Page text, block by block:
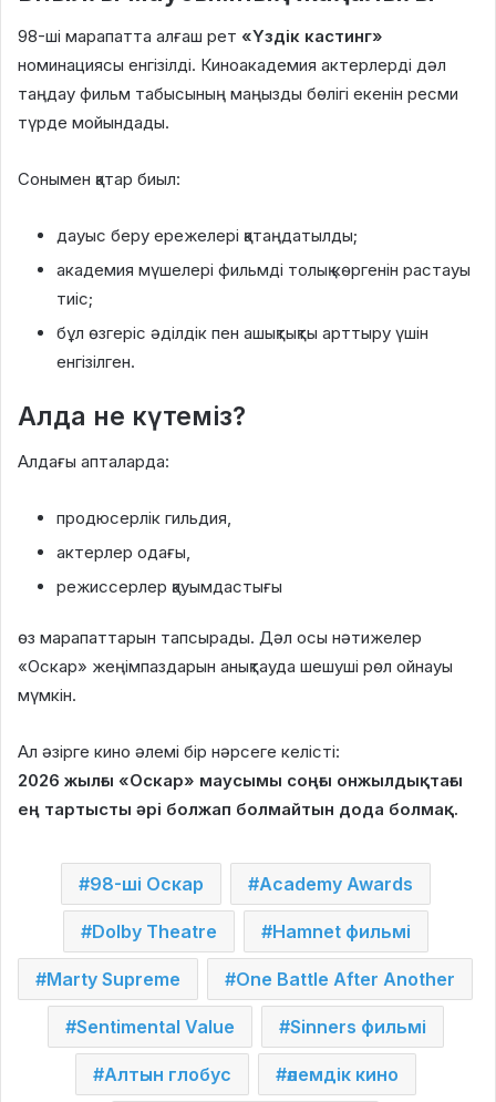
98-ші марапатта алғаш рет «Үздік кастинг»
номинациясы енгізілді. Киноакадемия актерлерді дәл
таңдау фильм табысының маңызды бөлігі екенін ресми
түрде мойындады.
Сонымен қатар биыл:
дауыс беру ережелері қатаңдатылды;
академия мүшелері фильмді толық көргенін растауы
тиіс;
бұл өзгеріс әділдік пен ашықтықты арттыру үшін
енгізілген.
Алда не күтеміз?
Алдағы апталарда:
продюсерлік гильдия,
актерлер одағы,
режиссерлер қауымдастығы
өз марапаттарын тапсырады. Дәл осы нәтижелер
«Оскар» жеңімпаздарын анықтауда шешуші рөл ойнауы
мүмкін.
Ал әзірге кино әлемі бір нәрсеге келісті:
2026 жылғы «Оскар» маусымы соңғы онжылдықтағы
ең тартысты әрі болжап болмайтын дода болмақ.
98-ші Оскар Academy Awards
Dolby Theatre Hamnet фильмі
Marty Supreme One Battle After Another
Sentimental Value Sinners фильмі
Алтын глобус әлемдік кино